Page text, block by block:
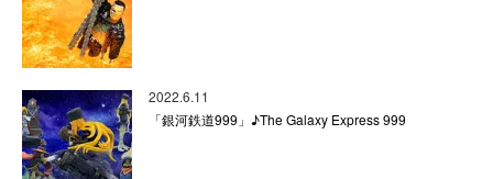
2022.6.11
「銀河鉄道999」♪The Galaxy Express 999